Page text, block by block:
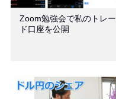
Zoom勉強会で私のトレー
ド口座を公開